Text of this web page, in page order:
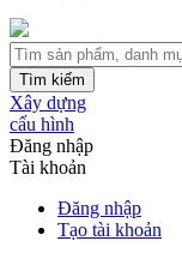
Tìm kiếm
Xây dựng
cấu hình
Đăng nhập
Tài khoản
Đăng nhập
Tạo tài khoản